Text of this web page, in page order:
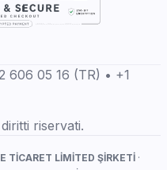
606 05 16 (TR) • +1
riservati.
TİCARET LİMİTED ŞİRKETİ·